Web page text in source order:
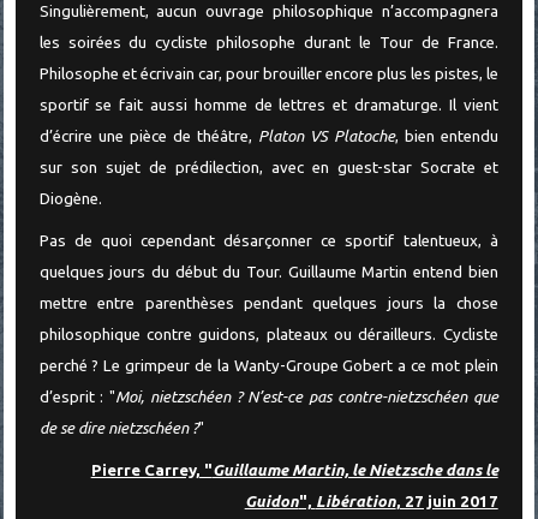
Singulièrement, aucun ouvrage philosophique n’accompagnera
les soirées du cycliste philosophe durant le Tour de France.
Philosophe et écrivain car, pour brouiller encore plus les pistes, le
sportif se fait aussi homme de lettres et dramaturge. Il vient
d’écrire une pièce de théâtre, Platon VS Platoche, bien entendu
sur son sujet de prédilection, avec en guest-star Socrate et
Diogène.
Pas de quoi cependant désarçonner ce sportif talentueux, à
quelques jours du début du Tour. Guillaume Martin entend bien
mettre entre parenthèses pendant quelques jours la chose
philosophique contre guidons, plateaux ou dérailleurs. Cycliste
perché ? Le grimpeur de la Wanty-Groupe Gobert a ce mot plein
d’esprit : "Moi, nietzschéen ? N’est-ce pas contre-nietzschéen que
de se dire nietzschéen ?"
Pierre Carrey, "Guillaume Martin, le Nietzsche dans le
Guidon", Libération, 27 juin 2017